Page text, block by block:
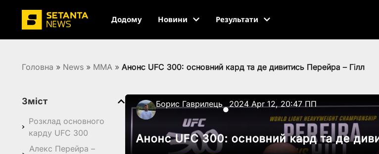
Додому Новини Результати
Головна » News » MMA » Анонс UFC 300: основний кард та де дивитись Перейра – Гілл
Зміст
Розклад основного
карду UFC 300
Алекс Перейра –
Борис Гаврилець
●
2024 Apr 12, 20:47 ПП
Анонс UFC 300: основний кард та де